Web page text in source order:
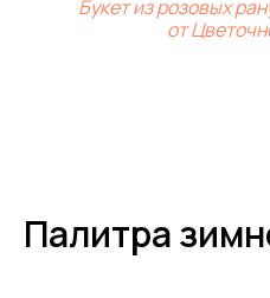
Букет из розовых
от
Палитра